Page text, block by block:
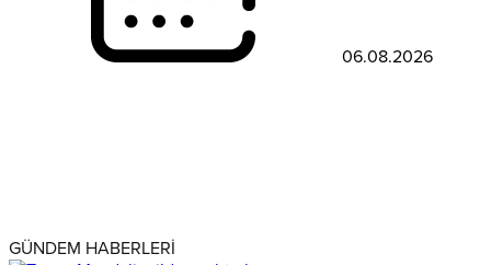
06.08.2026
GÜNDEM HABERLERİ